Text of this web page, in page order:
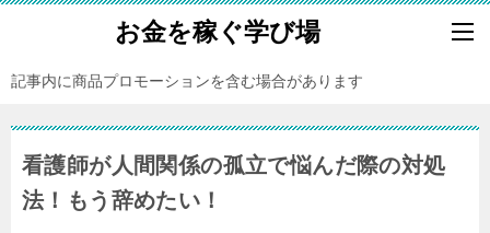
お金を稼ぐ学び場
記事内に商品プロモーションを含む場合があります
看護師が人間関係の孤立で悩んだ際の対処
法！もう辞めたい！